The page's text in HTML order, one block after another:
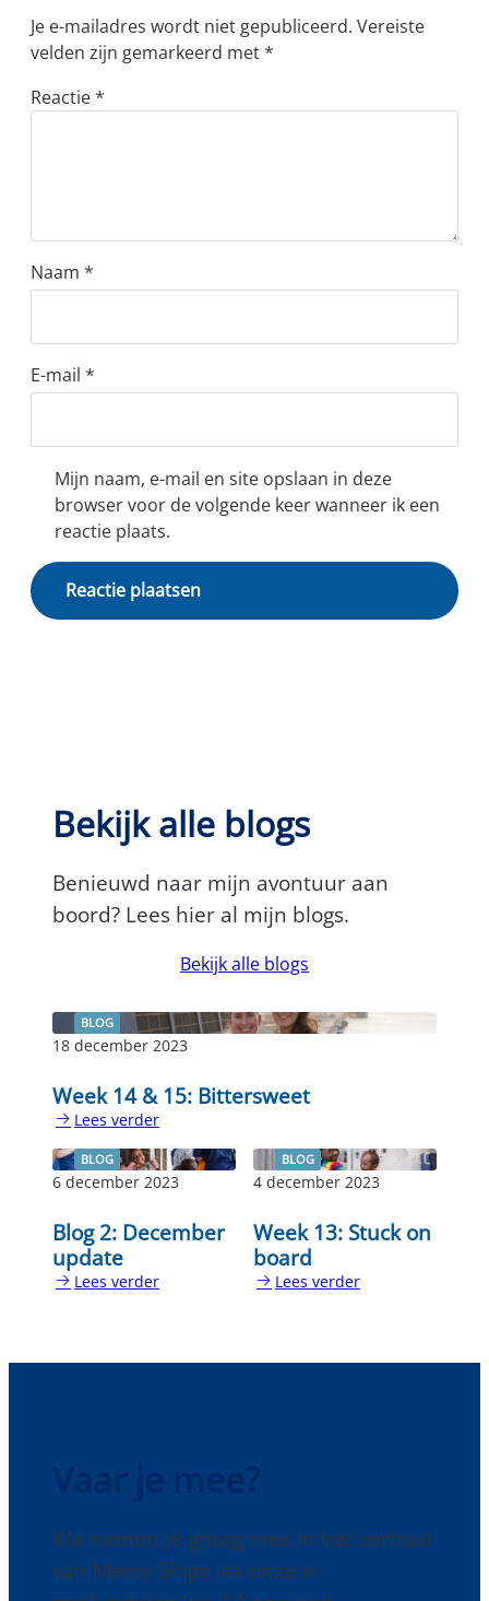
Je e-mailadres wordt niet gepubliceerd. Vereiste
velden zijn gemarkeerd met*
Reactie*
Naam *
E-mail *
Mijn naam, e-mail en site opslaan in deze
browser voor de volgende keer wanneer ik een
reactie plaats.
Bekijk alle blogs
Benieuwd naar mijn avontuur aan
boord? Lees hier al mijn blogs.
Bekijk alle blogs
BLOG
18 december 2023
Week 14 & 15: Bittersweet
Lees verder
Week
14
15:
Bittersweet
BLOG
6 december 2023
Blog 2: December
update
Lees verder
December
BLOG
4 december 2023
Week 13: Stuck on
board
Lees verder
Stuck
We nemen je graag mee in het verhaal
van Mercy Ships via onze e-